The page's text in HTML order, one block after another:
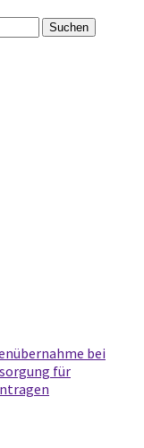
Suchen
bei
für